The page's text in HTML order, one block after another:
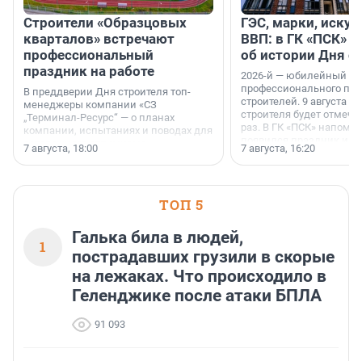
Строители «Образцовых
кварталов» встречают
профессиональный
праздник на работе
В преддверии Дня строителя топ-
менеджеры компании «СЗ
„Терминал-Ресурс“ — о планах
компании, испытаниях и поводах для
осторожного оптимизма.
7 августа, 18:00
ГЭС, марки,
ВВП: в ГК «ПСК»
об истории Дня
2026-й — юбилейный
профессионального
строителей. 9 августа
строителя будет
раз. В ГК «ПСК»
поменялась роль
7 августа, 16:20
ТОП 5
1
Галька била в людей,
пострадавших грузили в скорые
на лежаках. Что происходило в
Геленджике после атаки БПЛА
91 093